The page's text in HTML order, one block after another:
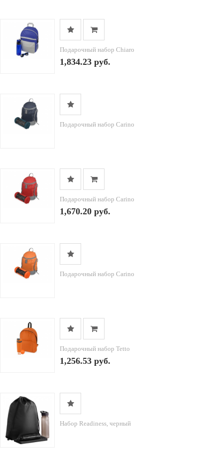
Подарочный набор Chiaro
1,834.23 руб.
Подарочный набор Carino
Подарочный набор Carino
1,670.20 руб.
Подарочный набор Carino
Подарочный набор Tetto
1,256.53 руб.
Набор Readiness, черный